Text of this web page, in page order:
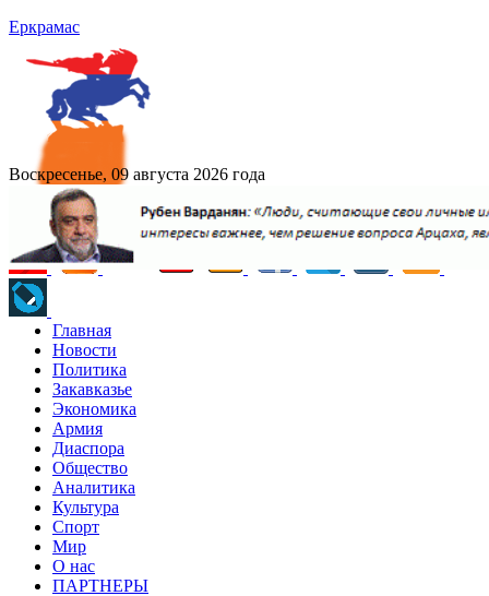
Еркрамас
Воскресенье, 09 августа 2026 года
Главная
Новости
Политика
Закавказье
Экономика
Армия
Диаспора
Общество
Аналитика
Культура
Спорт
Мир
О нас
ПАРТНЕРЫ